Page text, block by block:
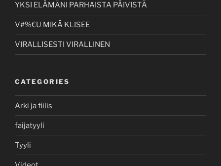
YKSI ELÄMÄNI PARHAISTA PÄIVISTÄ
V#%€U MIKÄ KLISEE
VIRALLISESTI VIRALLINEN
CATEGORIES
Arki ja fiilis
faijatyyli
Tyyli